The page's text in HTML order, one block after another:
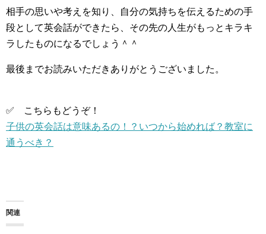
相手の思いや考えを知り、自分の気持ちを伝えるための手
段として英会話ができたら、その先の人生がもっとキラキ
ラしたものになるでしょう＾＾
最後までお読みいただきありがとうございました。
✅ こちらもどうぞ！
子供の英会話は意味あるの！？いつから始めれば？教室に
通うべき？
関連